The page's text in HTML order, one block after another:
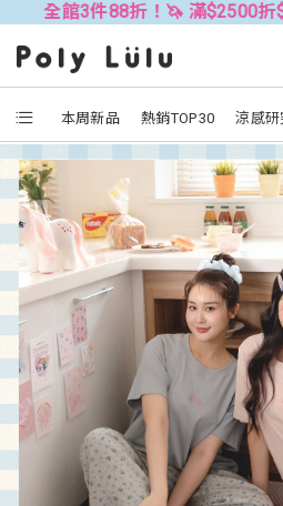
88折！🦄 滿$2500折$300 (可累
本周新品 熱銷TOP30 涼感